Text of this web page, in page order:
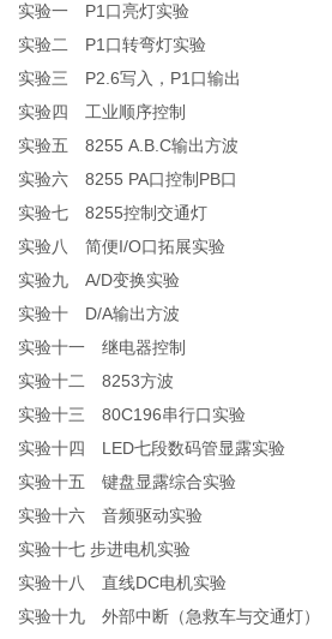
实验一 P1口亮灯实验
实验二 P1口转弯灯实验
实验三 P2.6写入，P1口输出
实验四 工业顺序控制
实验五 8255 A.B.C输出方波
实验六 8255 PA口控制PB口
实验七 8255控制交通灯
实验八 简便I/O口拓展实验
实验九 A/D变换实验
实验十 D/A输出方波
实验十一 继电器控制
实验十二 8253方波
实验十三 80C196串行口实验
实验十四 LED七段数码管显露实验
实验十五 键盘显露综合实验
实验十六 音频驱动实验
实验十七 步进电机实验
实验十八 直线DC电机实验
实验十九 外部中断（急救车与交通灯）